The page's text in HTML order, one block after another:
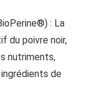
: La
du poivre noir,
nutriments,
de